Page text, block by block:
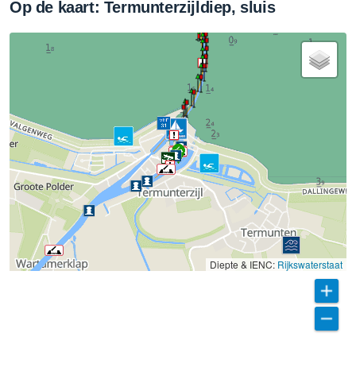
Op de kaart: Termunterzijldiep, sluis
Diepte & IENC: Rijkswaterstaat